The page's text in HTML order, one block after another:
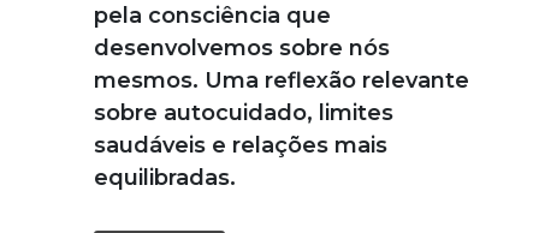
pela consciência que
desenvolvemos sobre nós
mesmos. Uma reflexão relevante
sobre autocuidado, limites
saudáveis e relações mais
equilibradas.